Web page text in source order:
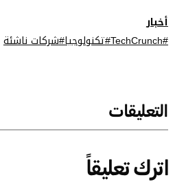
أخبار
TechCrunch تكنولوجيا شركات ناشئة
التعليقات
اترك تعليقاً